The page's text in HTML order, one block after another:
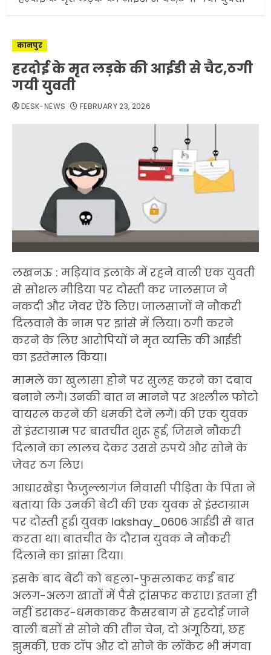
कानपुर
हरदोई के मृत लड़के की आईडी से चैट,ठगी
गयी युवती
DESK-NEWS FEBRUARY 23, 2026
लखनऊ : मड़ियांव इलाके में रहने वाली एक युवती
से सोशल मीडिया पर दोस्ती कर जालसाज ने
नकदी और जेवर ऐंठे लिए। जालसाजों ने नौकरी
दिलवाने के नाम पर झांसे में लिया। ठगी करने
करने के लिए आरोपियों ने मृत व्यक्ति की आईडी
का इस्तेमाल किया।
मामले का खुलासा होने पर सुलह करने का दबाव
बनाने लगे। उनकी बात न मानने पर अश्लील फोटो
वायरल करने की धमकी देने लगे। की एक युवक
से इंस्टाग्राम पर बातचीत शुरू हुई, जिसने नौकरी
दिलाने का लालच देकर उससे रुपये और सोने के
जेवर ठग लिए।
आधारखेड़ा फैजुल्लागंज निवासी पीड़िता के पिता ने
बताया कि उनकी बेटी की एक युवक से इंस्टाग्राम
पर दोस्ती हुई। युवक lakshay_0606 आईडी से बात
करता था। बातचीत के दौरान युवक ने नौकरी
दिलाने का झांसा दिया।
इसके बाद बेटी को बहला-फुसलाकर कई बार
अलग-अलग खातों में पैसे ट्रांसफर कराए। इतना ही
नहीं डराकर-धमकाकर कैसरबाग से हरदोई जाने
वाली बसों से सोने की तीन चेन, दो अंगूठियां, छह
झुमकी, एक टॉप और दो सोने के लॉकेट भी मंगवा